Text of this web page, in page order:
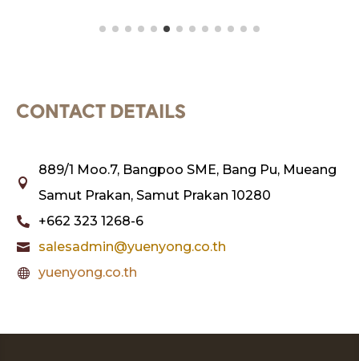
CONTACT DETAILS

889/1 Moo.7, Bangpoo SME, Bang Pu, Mueang
Samut Prakan, Samut Prakan 10280
 +662 323 1268-6
 salesadmin@yuenyong.co.th
 yuenyong.co.th